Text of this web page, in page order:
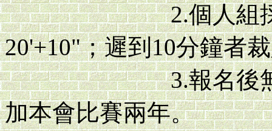
2.個人組採瑞士
20'+10"；遲到10分鐘者
3.報名後無重大
加本會比賽兩年。